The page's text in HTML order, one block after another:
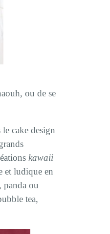
ou de se
cake design
kawaii
et ludique en
panda ou
tea,